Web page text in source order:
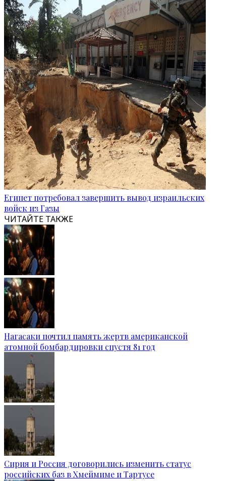
Египет потребовал завершить вывод израильских
войск из Газы
ЧИТАЙТЕ ТАКЖЕ
Нагасаки почтил память жертв американской
атомной бомбардировки спустя 81 год
Сирия и Россия договорились изменить статус
российских баз в Хмеймиме и Тартусе